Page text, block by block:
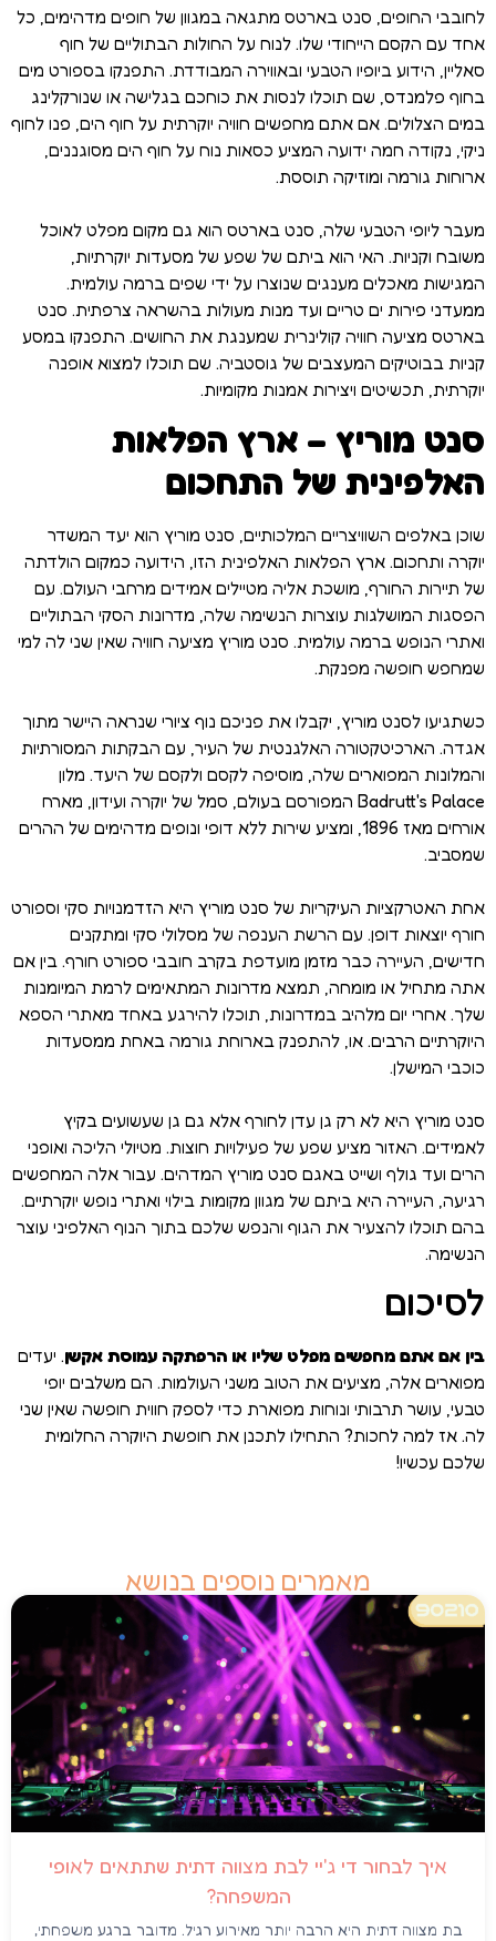
לחובבי החופים, סנט בארטס מתגאה במגוון של חופים מדהימים, כל
אחד עם הקסם הייחודי שלו. לנוח על החולות הבתוליים של חוף
סאליין, הידוע ביופיו הטבעי ובאווירה המבודדת. התפנקו בספורט מים
בחוף פלמנדס, שם תוכלו לנסות את כוחכם בגלישה או שנורקלינג
במים הצלולים. אם אתם מחפשים חוויה יוקרתית על חוף הים, פנו לחוף
ניקי, נקודה חמה ידועה המציע כסאות נוח על חוף הים מסוגננים,
ארוחות גורמה ומוזיקה תוססת.
מעבר ליופי הטבעי שלה, סנט בארטס הוא גם מקום מפלט לאוכל
משובח וקניות. האי הוא ביתם של שפע של מסעדות יוקרתיות,
המגישות מאכלים מענגים שנוצרו על ידי שפים ברמה עולמית.
ממעדני פירות ים טריים ועד מנות מעולות בהשראה צרפתית. סנט
בארטס מציעה חוויה קולינרית שמענגת את החושים. התפנקו במסע
קניות בבוטיקים המעצבים של גוסטביה. שם תוכלו למצוא אופנה
יוקרתית, תכשיטים ויצירות אמנות מקומיות.
סנט מוריץ – ארץ הפלאות
האלפינית של התחכום
שוכן באלפים השוויצריים המלכותיים, סנט מוריץ הוא יעד המשדר
יוקרה ותחכום. ארץ הפלאות האלפינית הזו, הידועה כמקום הולדתה
של תיירות החורף, מושכת אליה מטיילים אמידים מרחבי העולם. עם
הפסגות המושלגות עוצרות הנשימה שלה, מדרונות הסקי הבתוליים
ואתרי הנופש ברמה עולמית. סנט מוריץ מציעה חוויה שאין שני לה למי
שמחפש חופשה מפנקת.
כשתגיעו לסנט מוריץ, יקבלו את פניכם נוף ציורי שנראה היישר מתוך
אגדה. הארכיטקטורה האלגנטית של העיר, עם הבקתות המסורתיות
והמלונות המפוארים שלה, מוסיפה לקסם ולקסם של היעד. מלון
Badrutt's Palace המפורסם בעולם, סמל של יוקרה ועידון, מארח
אורחים מאז 1896, ומציע שירות ללא דופי ונופים מדהימים של ההרים
שמסביב.
אחת האטרקציות העיקריות של סנט מוריץ היא הזדמנויות סקי וספורט
חורף יוצאות דופן. עם הרשת הענפה של מסלולי סקי ומתקנים
חדישים, העיירה כבר מזמן מועדפת בקרב חובבי ספורט חורף. בין אם
אתה מתחיל או מומחה, תמצא מדרונות המתאימים לרמת המיומנות
שלך. אחרי יום מלהיב במדרונות, תוכלו להירגע באחד מאתרי הספא
היוקרתיים הרבים. או, להתפנק בארוחת גורמה באחת ממסעדות
כוכבי המישלן.
סנט מוריץ היא לא רק גן עדן לחורף אלא גם גן שעשועים בקיץ
לאמידים. האזור מציע שפע של פעילויות חוצות. מטיולי הליכה ואופני
הרים ועד גולף ושייט באגם סנט מוריץ המדהים. עבור אלה המחפשים
רגיעה, העיירה היא ביתם של מגוון מקומות בילוי ואתרי נופש יוקרתיים.
בהם תוכלו להצעיר את הגוף והנפש שלכם בתוך הנוף האלפיני עוצר
הנשימה.
לסיכום
בין אם אתם מחפשים מפלט שליו או הרפתקה עמוסת אקשן. יעדים
מפוארים אלה, מציעים את הטוב משני העולמות. הם משלבים יופי
טבעי, עושר תרבותי ונוחות מפוארת כדי לספק חווית חופשה שאין שני
לה. אז למה לחכות? התחילו לתכנן את חופשת היוקרה החלומית
שלכם עכשיו!
מאמרים נוספים בנושא
איך לבחור די ג'יי לבת מצווה דתית שתתאים לאופי
המשפחה?
בת מצווה דתית היא הרבה יותר מאירוע רגיל. מדובר ברגע משפחתי,